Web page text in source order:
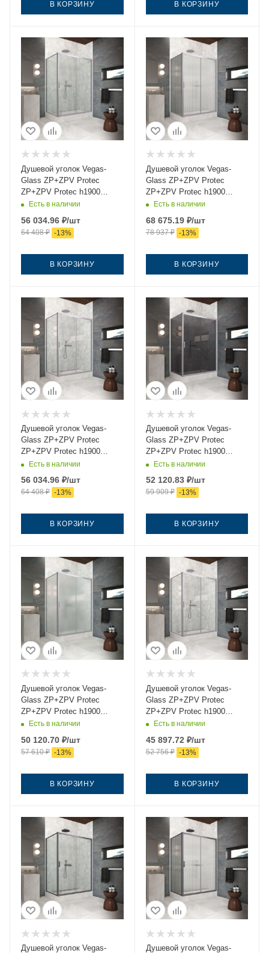
В КОРЗИНУ В КОРЗИНУ
Душевой уголок Vegas-
Glass ZP+ZPV Protec
ZP+ZPV Protec h1900
105*70 07 02 105х70 стекло
без поддона
Есть в наличии
56 034.96 ₽/шт
64 408₽ -13%
В КОРЗИНУ
Душевой уголок Vegas-
Glass ZP+ZPV Protec
ZP+ZPV Protec h1900
105*70 07 Moru 105х70
хром без поддона
Есть в наличии
68 675.19₽/шт
78 937₽ -13%
В КОРЗИНУ
Душевой уголок Vegas-
Glass ZP+ZPV Protec
ZP+ZPV Protec h1900
105*70 07 crystalvision
105х70 стекло прозрачное
профиль хром без поддона
Есть в наличии
56 034.96 ₽/шт
64 408₽ -13%
В КОРЗИНУ
Душевой уголок Vegas-
Glass ZP+ZPV Protec
ZP+ZPV Protec h1900
105*70 07 07 105х70 стекло
тонированное профиль
хром без поддона
Есть в наличии
52 120.83₽/шт
59 909₽ -13%
В КОРЗИНУ
Душевой уголок Vegas-
Glass ZP+ZPV Protec
ZP+ZPV Protec h1900
105*70 07 10 105х70 стекло
поддона
Есть в наличии
50 120.70 ₽/шт
57 610₽ -13%
В КОРЗИНУ
Душевой уголок Vegas-
Glass ZP+ZPV Protec
ZP+ZPV Protec h1900
105*70 07 01 105х70 стекло
без поддона
Есть в наличии
45 897.72 ₽/шт
52 756₽ -13%
В КОРЗИНУ
Душевой уголок Vegas-
Душевой уголок Vegas-